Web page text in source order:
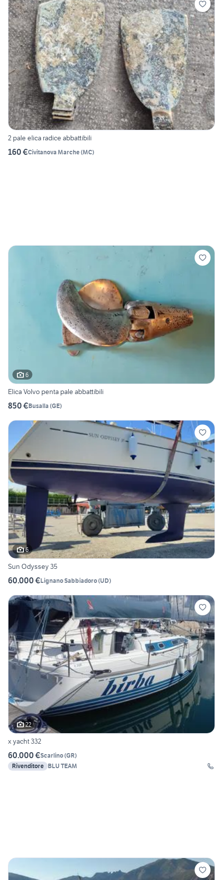
2 pale elica radice abbattibili
160 €Civitanova Marche(MC)
6
Elica Volvo penta pale abbattibili
850 €Busalla (GE)
6
Sun Odyssey 35
60.000 €Lignano Sabbiadoro(UD)
22
x yacht 332
60.000 €Scarlino(GR)
Rivenditore BLU TEAM